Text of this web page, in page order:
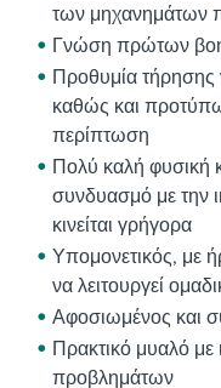
των μηχανημάτων
Γνώση πρώτων
Προθυμία τήρησης
καθώς και
περίπτωση
Πολύ καλή φυσική
συνδυασμό με την
κινείται γρήγορα
Υπομονετικός, με
να λειτουργεί
Αφοσιωμένος και
Πρακτικό μυαλό με
προβλημάτων